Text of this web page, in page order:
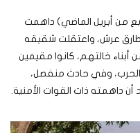
من أبريل الماضي) داهمت
عرش، واعتقلت شقيقه
أبناء خالتهم، كانوا مقيمين
وفي حادث منفصل،
داهمته ذات القوات الأمنية.